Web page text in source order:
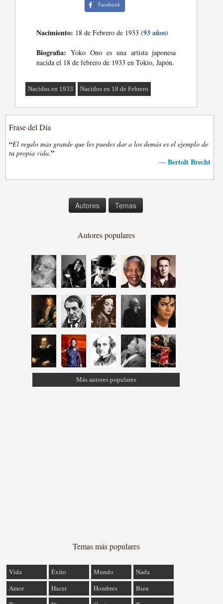
Facebook
Nacimiento: 18 de Febrero de 1933(93 años)
Biografia: Yoko Ono es una artista japonesa
nacida el 18 de febrero de 1933 en Tokio, Japón.
Nacidos en 1933 Nacidos en 18 de Febrero
Frase del Día
“El regalo más grande que les puedes dar a los demás es el ejemplo de
tu propia vida.”
— Bertolt Brecht
Autores Temas
Autores populares
Más autores populares
Temas más populares
Vida Éxito Mundo
Nada
Amor
Hacer Hombres
Bien